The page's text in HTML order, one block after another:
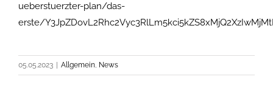
ueberstuerzter-plan/das-
erste/
05.05.2023 | Allgemein News